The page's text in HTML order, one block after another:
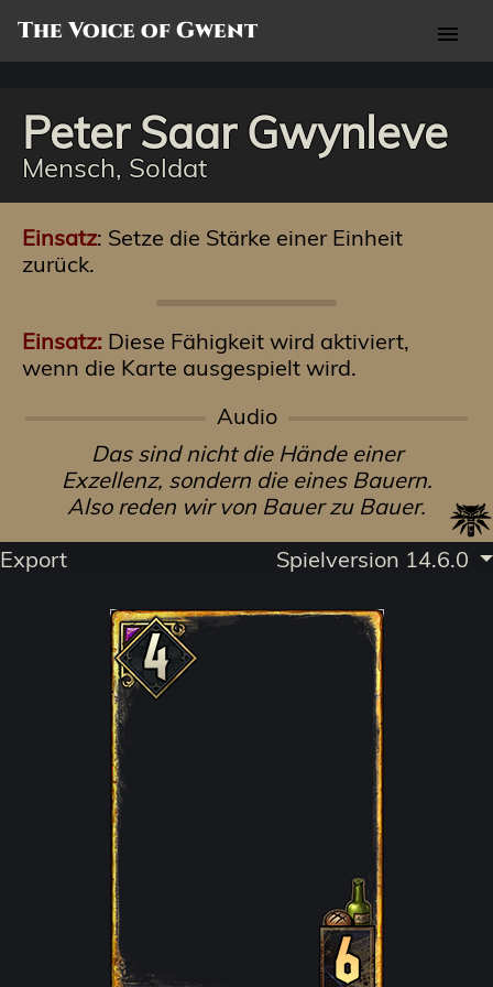
The Voice of Gwent menu
Peter Saar Gwynleve
Mensch, Soldat
Einsatz: Setze die Stärke einer Einheit
zurück.
Einsatz: Diese Fähigkeit wird aktiviert,
wenn die Karte ausgespielt wird.
Audio
Das sind nicht die Hände einer
Exzellenz, sondern die eines Bauern.
Also reden wir von Bauer zu Bauer.
Export
Spielversion 14.6.0